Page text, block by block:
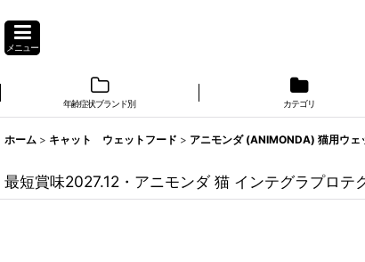
メニュー
年齢症状ブランド別 カテゴリ
ホーム > キャット ウェットフード > アニモンダ (ANIMONDA) 猫用ウェ
最短賞味2027.12・アニモンダ 猫 インテグラプロ